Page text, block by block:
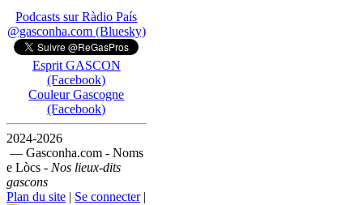
Podcasts sur Ràdio País
@gasconha.com (Bluesky)
Esprit GASCON
(Facebook)
Couleur Gascogne
(Facebook)
2024-2026
— Gasconha.com - Noms
e Lòcs - Nos lieux-dits
gascons
Plan du site | Se connecter|